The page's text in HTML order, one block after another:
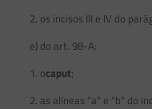
2. os incisos III e IV do
e) do art. 98-A:
1. ocaput;
2. as alíneas “a” e “b” do